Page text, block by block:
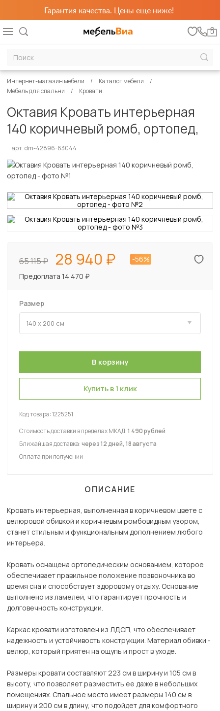
Гарантия качества. Цены еще ниже!
0
Интернет-магазин мебели
Каталог мебели
Мебель для спальни
Кровати
Октавия Кровать интерьерная
140 коричневый ромб, ортопед,
арт. dm-42896-63044
65 115 28 940
-56%
Предоплата 14 470 ₽
Размер
Купить в 1 клик
Код товара:1225251
Стоимость доставки в пределах МКАД:1 490 рублей
Ближайшая доставка:через 12 дней, 18 августа
Оплата при получении
ОПИСАНИЕ
Кровать интерьерная, выполненная в коричневом цвете с
велюровой обивкой и коричневым ромбовидным узором,
станет стильным и функциональным дополнением любого
интерьера.
Кровать оснащена ортопедическим основанием, которое
обеспечивает правильное положение позвоночника во
время сна и способствует здоровому отдыху. Основание
выполнено из ламелей, что гарантирует прочность и
долговечность конструкции.
Каркас кровати изготовлен из ЛДСП, что обеспечивает
надежность и устойчивость конструкции. Материал обивки -
велюр, который приятен на ощупь и прост в уходе.
Размеры кровати составляют 223 см в ширину и 105 см в
высоту, что позволяет разместить ее даже в небольших
помещениях. Спальное место имеет размеры 140 см в
ширину и 200 см в длину, что подойдет для комфортного